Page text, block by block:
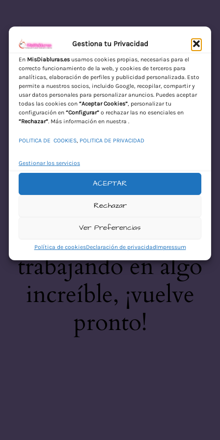
Gestiona tu Privacidad
En MisDiabluras.esusamos cookies propias, necesarias para el
correcto funcionamiento de la web, y cookies de terceros para
analíticas, elaboración de perfiles y publicidad personalizada. Esto
permite a nuestros socios, incluido Google, recopilar, compartir y
usar datos personales para personalizar anuncios. Puedes aceptar
todas las cookies con “Aceptar Cookies”, personalizar tu
configuración en “Configurar”o rechazar las no esenciales en
“Rechazar”. Más información en nuestra .
POLITICA DE COOKIES, POLITICA DE PRIVACIDAD
Gestionar los servicios
ACEPTAR
Rechazar
Ver Preferencias
Política de cookiesDeclaración de privacidadImpressum
MisDiabluras | Sexshop Online con Envío
Discreto en España
Acceder
¡Disculpa este
desastre! Estamos
trabajando en algo
increíble, ¡vuelve
pronto!